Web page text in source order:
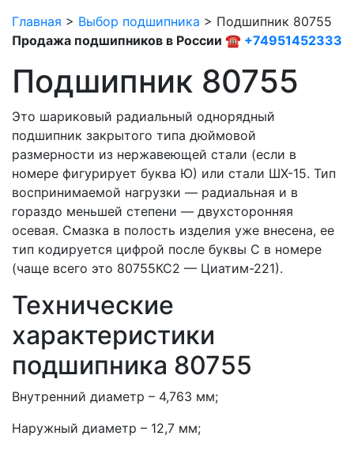
Главная > Выбор подшипника > Подшипник 80755
Продажа подшипников в России ☎ +74951452333
Подшипник 80755
Это шариковый радиальный однорядный
подшипник закрытого типа дюймовой
размерности из нержавеющей стали (если в
номере фигурирует буква Ю) или стали ШХ-15. Тип
воспринимаемой нагрузки — радиальная и в
гораздо меньшей степени — двухсторонняя
осевая. Смазка в полость изделия уже внесена, ее
тип кодируется цифрой после буквы С в номере
(чаще всего это 80755КС2 — Циатим-221).
Технические
характеристики
подшипника 80755
Внутренний диаметр – 4,763 мм;
Наружный диаметр – 12,7 мм;